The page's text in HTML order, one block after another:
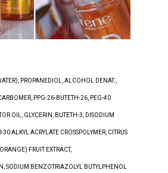
PROPANEDIOL, ALCOHOL DENAT.,
PPG-26-BUTETH-26, PEG-40
OIL, GLYCERIN, BUTETH-3, DISODIUM
30 ALKYL ACRYLATE CROSSPOLYMER, CITRUS
FRUIT EXTRACT,
SODIUM BENZOTRIAZOLYL BUTYLPHENOL